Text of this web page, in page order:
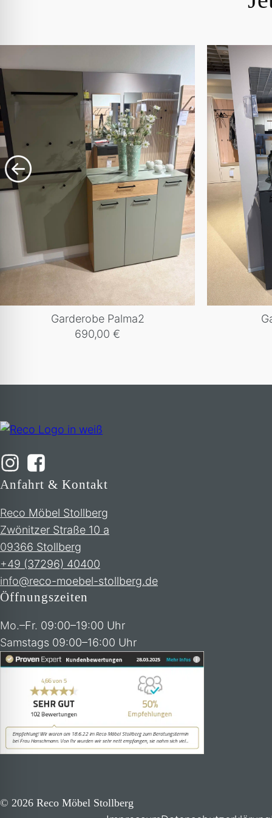
Garderobe Palma2
690,00 €
Anfahrt & Kontakt
Reco Möbel Stollberg
Zwönitzer Straße 10 a
09366 Stollberg
+49 (37296) 40400
info@reco-moebel-stollberg.de
Öffnungszeiten
Mo.–Fr. 09:00–19:00 Uhr
Samstags 09:00–16:00 Uhr
© 2026 Reco Möbel Stollberg